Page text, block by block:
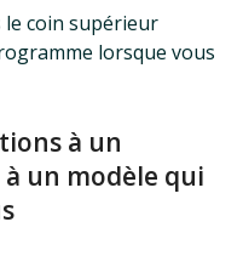
le coin supérieur
lorsque vous
à un
un modèle qui